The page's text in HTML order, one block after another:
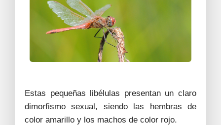
Estas pequeñas libélulas presentan un claro
dimorfismo sexual, siendo las hembras de
color amarillo y los machos de color rojo.